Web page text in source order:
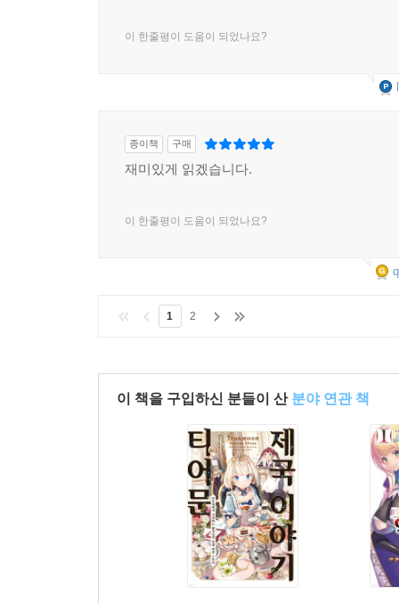
이 한줄평이 도움이 되었나요?
종이책 구매
재미있게 읽겠습니다.
이 한줄평이 도움이 되었나요?
1 2
이 책을 구입하신 분들이 산 분야 연관 책